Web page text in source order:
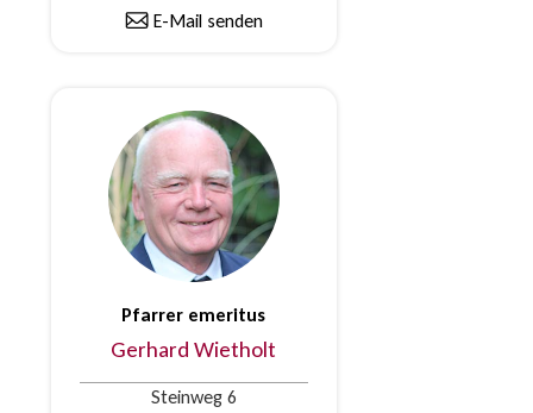
E-Mail senden
Pfarrer emeritus
Gerhard Wietholt
Steinweg 6